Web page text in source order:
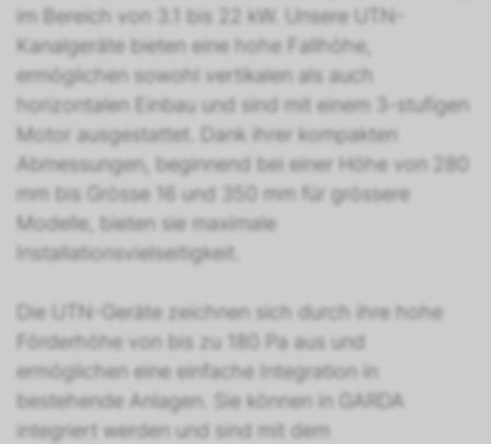
im Bereich von 3.1 bis 22 kW. Unsere UTN-
Kanalgeräte bieten eine hohe Fallhöhe,
ermöglichen sowohl vertikalen als auch
horizontalen Einbau und sind mit einem 3-stufigen
Motor ausgestattet. Dank ihrer kompakten
Abmessungen, beginnend bei einer Höhe von 280
mm bis Grösse 16 und 350 mm für grössere
Modelle, bieten sie maximale
Installationsvielseitigkeit.
Die UTN-Geräte zeichnen sich durch ihre hohe
Förderhöhe von bis zu 180 Pa aus und
ermöglichen eine einfache Integration in
bestehende Anlagen. Sie können in GARDA
integriert werden und sind mit dem